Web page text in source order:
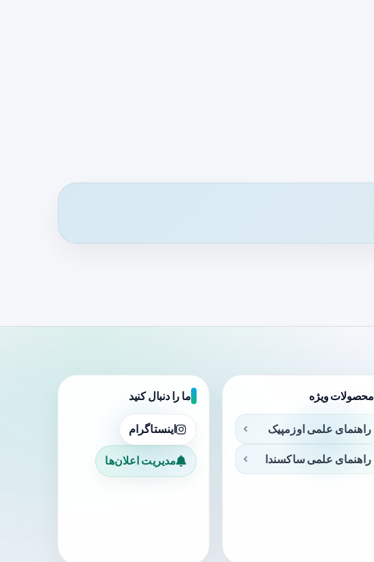
محصولات ویژه
راهنمای علمی اوزمپیک
راهنمای علمی ساکسندا
ما را دنبال کنید
اینستاگرام
مدیریت اعلان‌ها